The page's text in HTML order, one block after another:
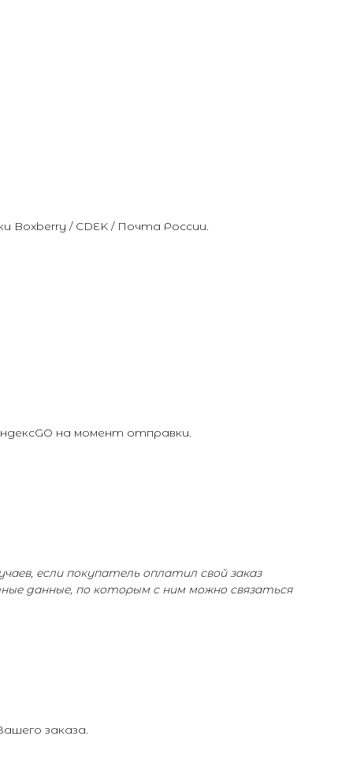
/ CDEK / Почта России.
на момент отправки.
если покупатель оплатил свой заказ
данные, по которым с ним можно связаться
заказа.